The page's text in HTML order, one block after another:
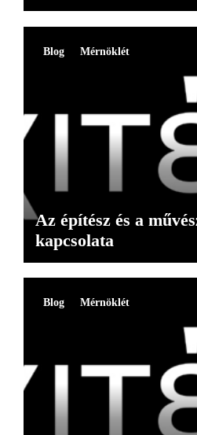
Blog Mérnöklét
Az építész és a
kapcsolata
Blog Mérnöklét